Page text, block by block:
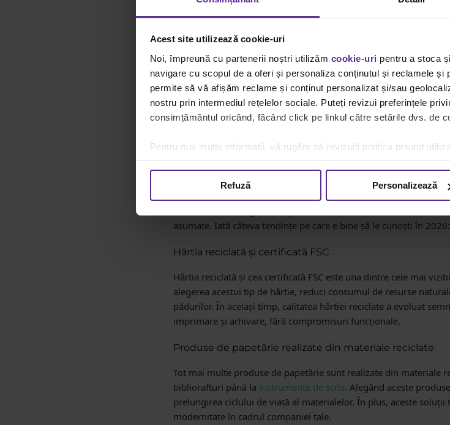
Acest site utilizează cookie-uri
Noi, împreună cu partenerii noștri utilizăm cookie-uri pentru a stoca
navigare cu scopul de a oferi și personaliza conținutul și reclamele
permite să vă afișăm reclame și conținut personalizat și/sau
nostru prin intermediul rețelelor sociale. Puteți revizui preferințele
consimțământul oricând, făcând click pe linkul către setările dvs. de
Pentru mai multe informații, vă rugăm să revizuiți politica privind
Refuză Personalizează
asumate. Iată câteva tendințe pe care e bine să le cunoști în 2026:
Hârtia reciclată și certificată FSC
Hârtia reciclată și cea certificată FSC este una dintre cele mai
alegerea acestui tip de hârtie, reduci consumul de resurse
pădurilor. În același timp, calitatea hârtiei reciclate a evoluat
imprimare și arhivare, fără compromisuri funcționale.
Produse de papetărie realizate din materiale reciclate
Tot mai multe produse de papetărie sunt realizate din materiale
bibliorafturi până la instrumente de scris. Alegând aceste
prelungirea ciclului de viață al materialelor. În plus, aceste
modernitate în cadrul companiei tale.